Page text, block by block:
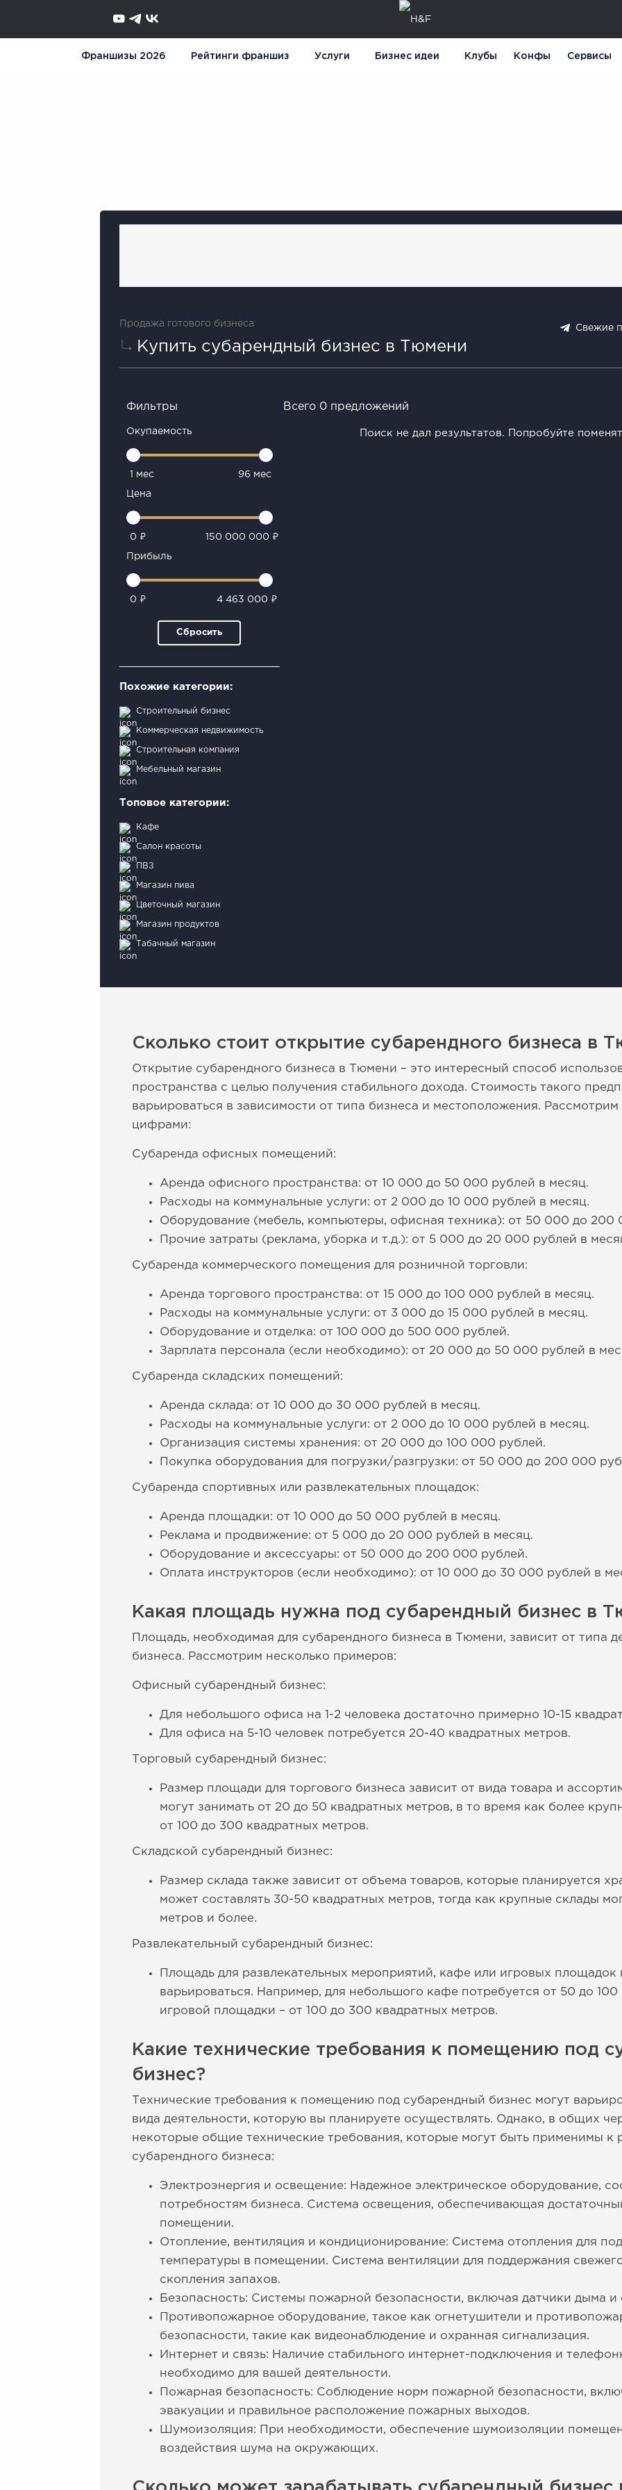
Франшизы 2026 Рейтинги франшиз Услуги Бизнес идеи Клубы Конфы Сервисы
Продажа готового бизнеса
Купить субарендный бизнес в Тюмени
Свежие
Фильтры
Окупаемость
1 мес 96 мес
Цена
0 ₽ 150 000 000 ₽
Прибыль
0 ₽ 4 463 000 ₽
Сбросить
Похожие категории:
Строительный бизнес
Коммерческая недвижимость
Строительная компания
Мебельный магазин
Топовое категории:
Кафе
Салон красоты
ПВЗ
Магазин пива
Цветочный магазин
Магазин продуктов
Табачный магазин
Всего 0 предложений
Поиск не дал результатов. Попробуйте
Сколько стоит открытие субарендного бизнеса в
Открытие субарендного бизнеса в Тюмени – это интересный способ
пространства с целью получения стабильного дохода. Стоимость такого
варьироваться в зависимости от типа бизнеса и местоположения.
цифрами:
Субаренда офисных помещений:
Аренда офисного пространства: от 10 000 до 50 000 рублей в месяц.
Расходы на коммунальные услуги: от 2 000 до 10 000 рублей в месяц.
Оборудование (мебель, компьютеры, офисная техника): от 50 000 до 200
Прочие затраты (реклама, уборка и т.д.): от 5 000 до 20 000 рублей в
Субаренда коммерческого помещения для розничной торговли:
Аренда торгового пространства: от 15 000 до 100 000 рублей в месяц.
Расходы на коммунальные услуги: от 3 000 до 15 000 рублей в месяц.
Оборудование и отделка: от 100 000 до 500 000 рублей.
Зарплата персонала (если необходимо): от 20 000 до 50 000 рублей в
Субаренда складских помещений:
Аренда склада: от 10 000 до 30 000 рублей в месяц.
Расходы на коммунальные услуги: от 2 000 до 10 000 рублей в месяц.
Организация системы хранения: от 20 000 до 100 000 рублей.
Покупка оборудования для погрузки/разгрузки: от 50 000 до 200 000
Субаренда спортивных или развлекательных площадок:
Аренда площадки: от 10 000 до 50 000 рублей в месяц.
Реклама и продвижение: от 5 000 до 20 000 рублей в месяц.
Оборудование и аксессуары: от 50 000 до 200 000 рублей.
Оплата инструкторов (если необходимо): от 10 000 до 30 000 рублей в
Какая площадь нужна под субарендный бизнес в
Площадь, необходимая для субарендного бизнеса в Тюмени, зависит от типа
бизнеса. Рассмотрим несколько примеров:
Офисный субарендный бизнес:
Для небольшого офиса на 1-2 человека достаточно примерно 10-15
Для офиса на 5-10 человек потребуется 20-40 квадратных метров.
Торговый субарендный бизнес:
Размер площади для торгового бизнеса зависит от вида товара и
могут занимать от 20 до 50 квадратных метров, в то время как более
от 100 до 300 квадратных метров.
Складской субарендный бизнес:
Размер склада также зависит от объема товаров, которые планируется
может составлять 30-50 квадратных метров, тогда как крупные склады
метров и более.
Развлекательный субарендный бизнес:
Площадь для развлекательных мероприятий, кафе или игровых площадок
варьироваться. Например, для небольшого кафе потребуется от 50 до 100
игровой площадки – от 100 до 300 квадратных метров.
Какие технические требования к помещению под
бизнес?
Технические требования к помещению под субарендный бизнес могут
вида деятельности, которую вы планируете осуществлять. Однако, в общих
некоторые общие технические требования, которые могут быть применимы к
субарендного бизнеса:
Электроэнергия и освещение: Надежное электрическое оборудование,
потребностям бизнеса. Система освещения, обеспечивающая
помещении.
Отопление, вентиляция и кондиционирование: Система отопления для
температуры в помещении. Система вентиляции для поддержания
скопления запахов.
Безопасность: Системы пожарной безопасности, включая датчики дыма и
Противопожарное оборудование, такое как огнетушители и
безопасности, такие как видеонаблюдение и охранная сигнализация.
Интернет и связь: Наличие стабильного интернет-подключения и
необходимо для вашей деятельности.
Пожарная безопасность: Соблюдение норм пожарной безопасности,
эвакуации и правильное расположение пожарных выходов.
Шумоизоляция: При необходимости, обеспечение шумоизоляции
воздействия шума на окружающих.